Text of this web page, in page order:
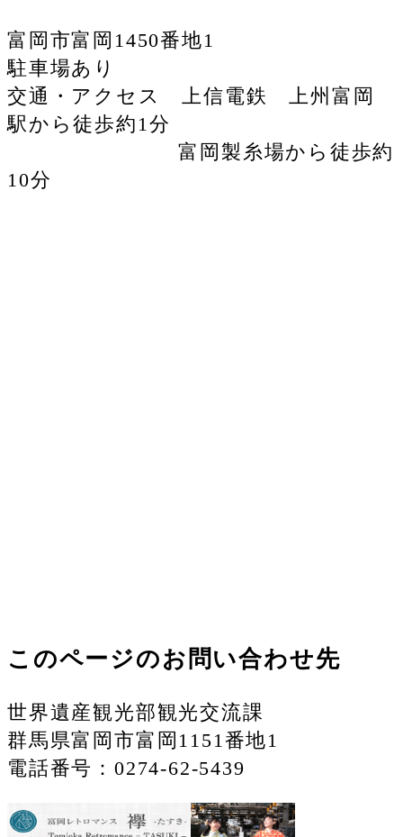
富岡市富岡1450番地1
駐車場あり
交通・アクセス 上信電鉄 上州富岡
駅から徒歩約1分
富岡製糸場から徒歩約
10分
このページのお問い合わせ先
世界遺産観光部観光交流課
群馬県富岡市富岡1151番地1
電話番号：0274-62-5439